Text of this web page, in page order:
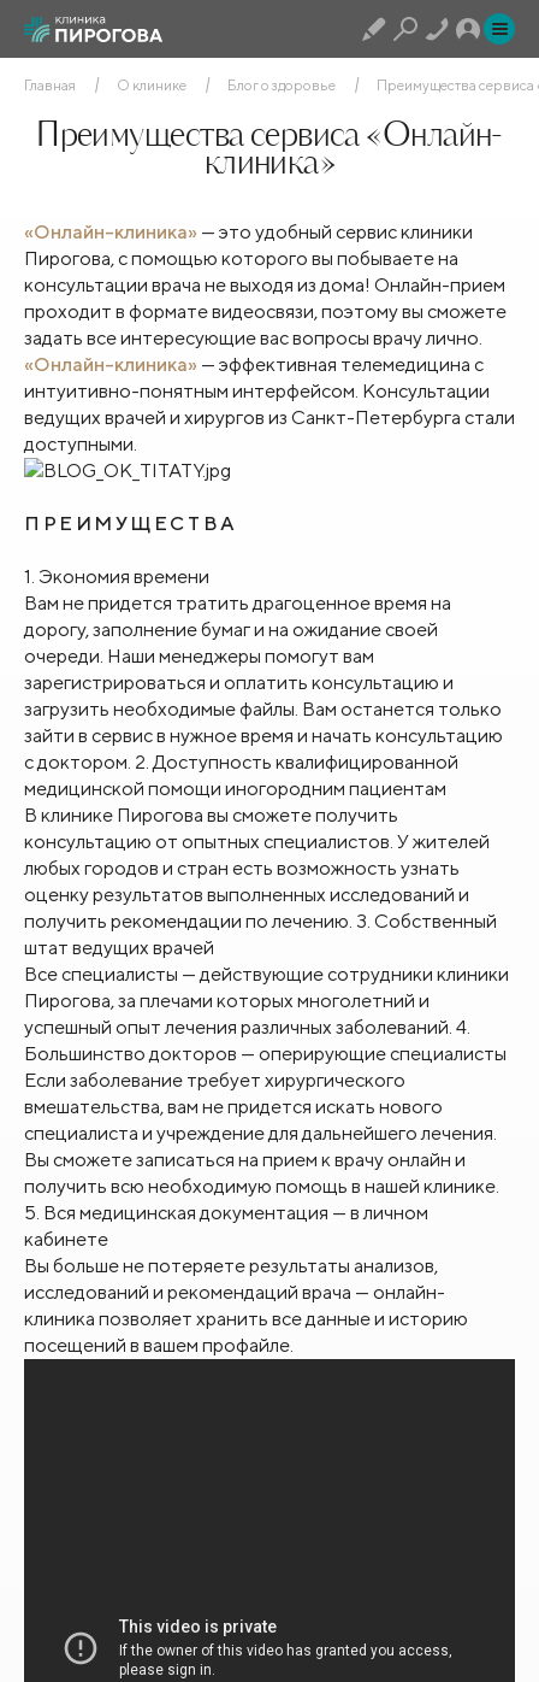
Главная О клинике Блог о здоровье Преимущества
Преимущества сервиса «Онлайн-
клиника»
«Онлайн-клиника» — это удобный сервис клиники
Пирогова, с помощью которого вы побываете на
консультации врача не выходя из дома! Онлайн-прием
проходит в формате видеосвязи, поэтому вы сможете
задать все интересующие вас вопросы врачу лично.
«Онлайн-клиника» — эффективная телемедицина с
интуитивно-понятным интерфейсом. Консультации
ведущих врачей и хирургов из Санкт-Петербурга стали
доступными.
ПРЕИМУЩЕСТВА
1. Экономия времени
Вам не придется тратить драгоценное время на
дорогу, заполнение бумаг и на ожидание своей
очереди. Наши менеджеры помогут вам
зарегистрироваться и оплатить консультацию и
загрузить необходимые файлы. Вам останется только
зайти в сервис в нужное время и начать консультацию
с доктором. 2. Доступность квалифицированной
медицинской помощи иногородним пациентам
В клинике Пирогова вы сможете получить
консультацию от опытных специалистов. У жителей
любых городов и стран есть возможность узнать
оценку результатов выполненных исследований и
получить рекомендации по лечению. 3. Собственный
штат ведущих врачей
Все специалисты — действующие сотрудники клиники
Пирогова, за плечами которых многолетний и
успешный опыт лечения различных заболеваний. 4.
Большинство докторов — оперирующие специалисты
Если заболевание требует хирургического
вмешательства, вам не придется искать нового
специалиста и учреждение для дальнейшего лечения.
Вы сможете записаться на прием к врачу онлайн и
получить всю необходимую помощь в нашей клинике.
5. Вся медицинская документация — в личном
кабинете
Вы больше не потеряете результаты анализов,
исследований и рекомендаций врача — онлайн-
клиника позволяет хранить все данные и историю
посещений в вашем профайле.